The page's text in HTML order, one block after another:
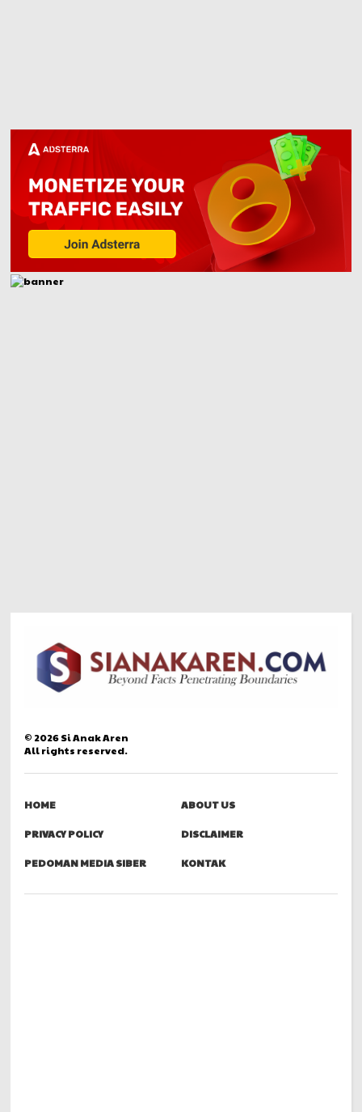
© 2026Si Anak Aren
All rights reserved.
HOME ABOUT US
PRIVACY POLICY DISCLAIMER
PEDOMAN MEDIA SIBER KONTAK